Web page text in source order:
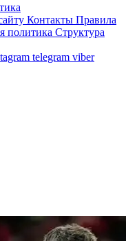
Контакты Правила
политика Структура
telegram viber